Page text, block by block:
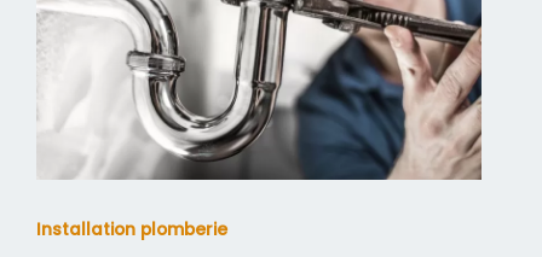
Installation plomberie